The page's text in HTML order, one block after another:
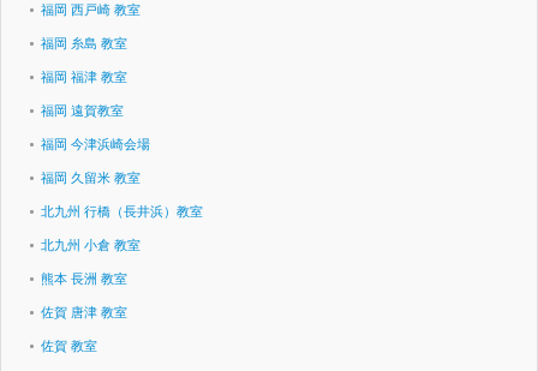
福岡 西戸崎 教室
福岡 糸島 教室
福岡 福津 教室
福岡 遠賀教室
福岡 今津浜崎会場
福岡 久留米 教室
北九州 行橋（長井浜）教室
北九州 小倉 教室
熊本 長洲 教室
佐賀 唐津 教室
佐賀 教室